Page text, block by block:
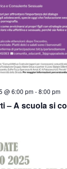
– A scuola si
@ 6:00 pm-8:00 pm